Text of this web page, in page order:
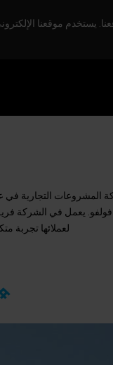
موقعنا
التجارية في
يعمل في الشركة
لعملائها تجربة